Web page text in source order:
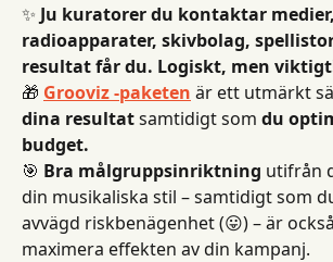
✨ Ju kuratorer du kontaktar medier,
radioapparater, skivbolag,
resultat får du. Logiskt, men
🎁 Grooviz -paketen är ett utmärkt
dina resultat samtidigt som du
budget.
🎯 Bra målgruppsinriktning utifrån
din musikaliska stil – samtidigt som
avvägd riskbenägenhet (😛) – är
maximera effekten av din kampanj.